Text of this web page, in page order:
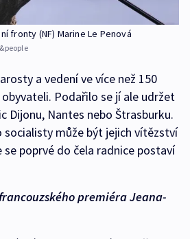
fronty (NF) Marine Le Penová
a vedení ve více než 150
Podařilo se jí ale udržet
Dijonu, Nantes nebo Štrasburku.
socialisty může být jejich vítězství
poprvé do čela radnice postaví
premiéra Jeana-